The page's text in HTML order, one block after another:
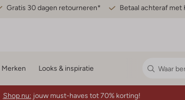
Gratis 30 dagen retourneren* Betaal achteraf met
Merken Looks & inspiratie
Shop nu: jouw must-haves tot 70% korting!